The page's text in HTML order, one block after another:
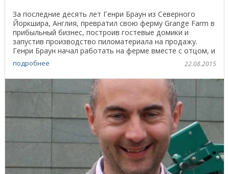
За последние десять лет Генри Браун из Северного
Йоркшира, Англия, превратил свою ферму Grange Farm в
прибыльный бизнес, построив гостевые домики и
запустив производство пиломатериала на продажу.
Генри Браун начал работать на ферме вместе с отцом, и
подробнее 22.08.2015